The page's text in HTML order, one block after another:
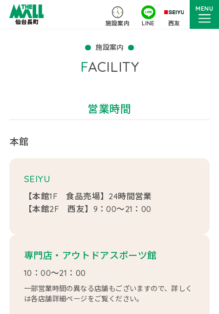
施設案内 LINE 西友
MENU
施設案内
FACILITY
営業時間
本館
SEIYU
【本館1F 食品売場】24時間営業
【本館2F 西友】9：00～21：00
専門店・アウトドアスポーツ館
10：00～21：00
一部営業時間の異なる店舗もございますので、詳しく
は各店舗詳細ページをご覧ください。